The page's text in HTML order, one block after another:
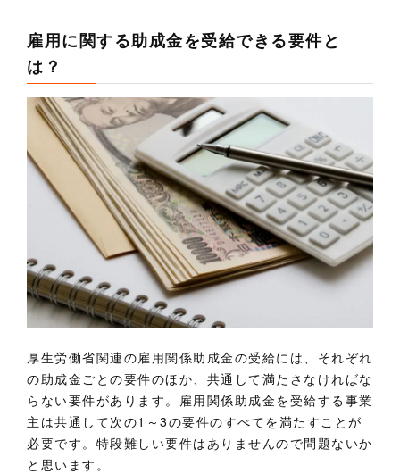
雇用に関する助成金を受給できる要件と
は？
厚生労働省関連の雇用関係助成金の受給には、それぞれ
の助成金ごとの要件のほか、共通して満たさなければな
らない要件があります。雇用関係助成金を受給する事業
主は共通して次の1～3の要件のすべてを満たすことが
必要です。特段難しい要件はありませんので問題ないか
と思います。